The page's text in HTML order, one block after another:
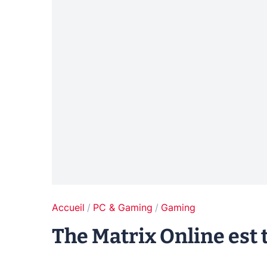
Accueil PC & Gaming Gaming
The Matrix Online est